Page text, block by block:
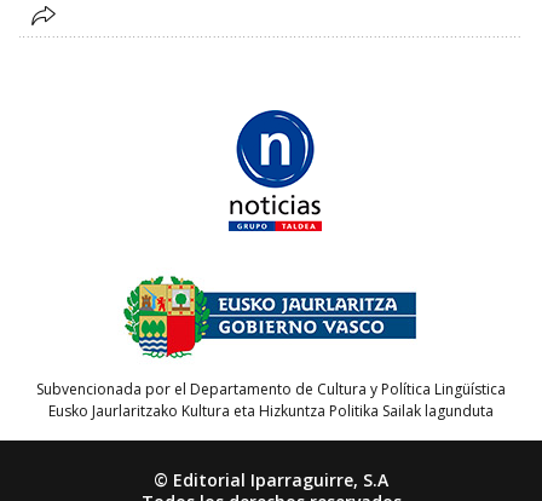
Subvencionada por el Departamento de Cultura y Política Lingüística
Eusko Jaurlaritzako Kultura eta Hizkuntza Politika Sailak lagunduta
© Editorial Iparraguirre, S.A